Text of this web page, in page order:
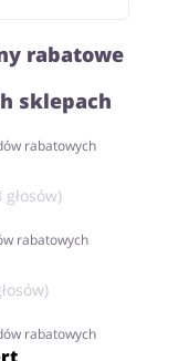
rabatowe
sklepach
rabatowych
głosów)
rabatowych
rabatowych